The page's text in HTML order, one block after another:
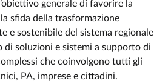
generale di favorire la
sfida della trasformazione
e sostenibile del sistema regionale
di soluzioni e sistemi a supporto di
che coinvolgono tutti gli
PA, imprese e cittadini.